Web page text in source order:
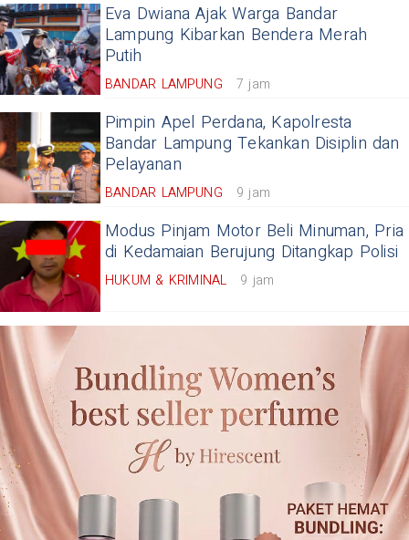
Eva Dwiana Ajak Warga Bandar
Lampung Kibarkan Bendera Merah
Putih
BANDAR LAMPUNG 7 jam
Pimpin Apel Perdana, Kapolresta
Bandar Lampung Tekankan Disiplin dan
Pelayanan
BANDAR LAMPUNG 9 jam
Modus Pinjam Motor Beli Minuman, Pria
di Kedamaian Berujung Ditangkap Polisi
HUKUM & KRIMINAL 9 jam